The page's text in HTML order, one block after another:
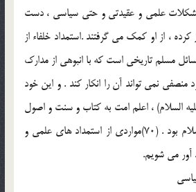
مشكلات علمي و عقيدتي و حتي سياسي ، دست
، از او كمك مي گرفتند .استمداد خلفاء از
مسلم تاريخي است كه با انبوهي از مدارك
نمي تواند آن را انكار كند . و اين خود
السلام) ، اعلم امت به كتاب و سنت و اصول
و فروع و مصالح سياسي اسلام بود . (70)مواردي از استمداد هاي علمي و
آور مي شويم.